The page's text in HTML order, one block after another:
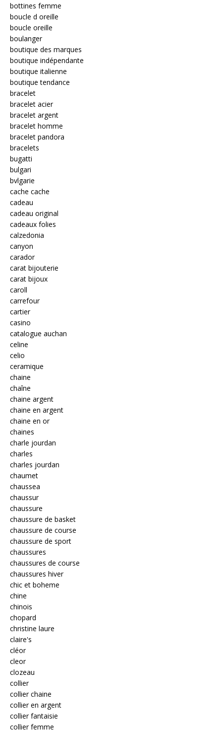
bottines femme
boucle d oreille
boucle oreille
boulanger
boutique des marques
boutique indépendante
boutique italienne
boutique tendance
bracelet
bracelet acier
bracelet argent
bracelet homme
bracelet pandora
bracelets
bugatti
bulgari
bvlgarie
cache cache
cadeau
cadeau original
cadeaux folies
calzedonia
canyon
carador
carat bijouterie
carat bijoux
caroll
carrefour
cartier
casino
catalogue auchan
celine
celio
ceramique
chaine
chaîne
chaine argent
chaine en argent
chaine en or
chaines
charle jourdan
charles
charles jourdan
chaumet
chaussea
chaussur
chaussure
chaussure de basket
chaussure de course
chaussure de sport
chaussures
chaussures de course
chaussures hiver
chic et boheme
chine
chinois
chopard
christine laure
claire's
cléor
cleor
clozeau
collier
collier chaine
collier en argent
collier fantaisie
collier femme